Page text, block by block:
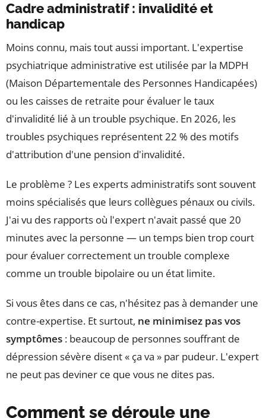
Cadre administratif : invalidité et
handicap
Moins connu, mais tout aussi important. L'expertise
psychiatrique administrative est utilisée par la MDPH
(Maison Départementale des Personnes Handicapées)
ou les caisses de retraite pour évaluer le taux
d'invalidité lié à un trouble psychique. En 2026, les
troubles psychiques représentent 22 % des motifs
d'attribution d'une pension d'invalidité.
Le problème ? Les experts administratifs sont souvent
moins spécialisés que leurs collègues pénaux ou civils.
J'ai vu des rapports où l'expert n'avait passé que 20
minutes avec la personne — un temps bien trop court
pour évaluer correctement un trouble complexe
comme un trouble bipolaire ou un état limite.
Si vous êtes dans ce cas, n'hésitez pas à demander une
contre-expertise. Et surtout, ne minimisez pas vos
symptômes : beaucoup de personnes souffrant de
dépression sévère disent « ça va » par pudeur. L'expert
ne peut pas deviner ce que vous ne dites pas.
Comment se déroule une